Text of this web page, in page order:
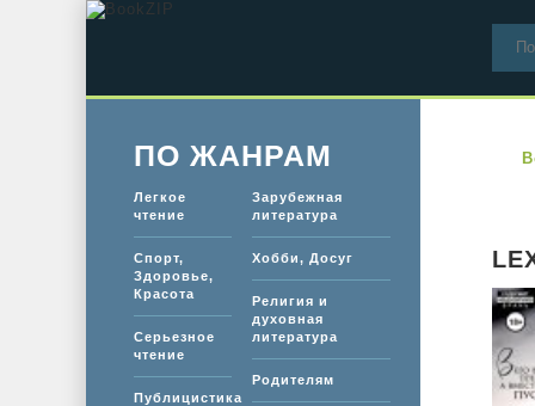
ПО ЖАНРАМ
Легкое
чтение
Спорт,
Здоровье,
Красота
Серьезное
чтение
Публицистика
Зарубежная
литература
Хобби, Досуг
Религия и
духовная
литература
Родителям